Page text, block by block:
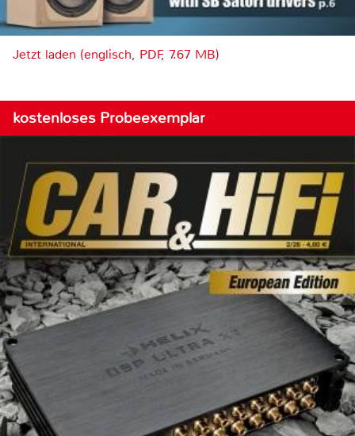
Jetzt laden (englisch, PDF, 7.67 MB)
kostenloses Probeexemplar